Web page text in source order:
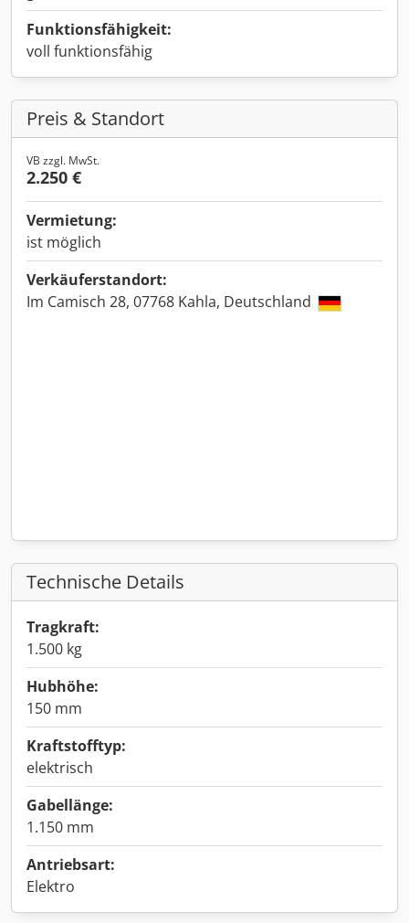
Funktionsfähigkeit:
voll funktionsfähig
Preis & Standort
VB zzgl. MwSt.
2.250 €
Vermietung:
ist möglich
Verkäuferstandort:
Im Camisch 28, 07768 Kahla, Deutschland
Technische Details
Tragkraft:
1.500 kg
Hubhöhe:
150 mm
Kraftstofftyp:
elektrisch
Gabellänge:
1.150 mm
Antriebsart:
Elektro